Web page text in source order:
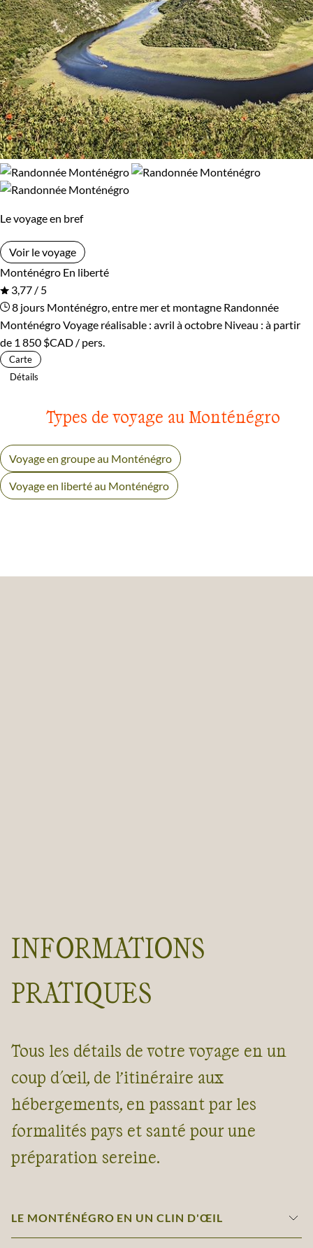
Le voyage en bref
Voir le voyage
Monténégro En liberté
3,77 / 5
8 jours Monténégro, entre mer et montagne Randonnée
MonténégroVoyage réalisable : avril à octobre Niveau : à partir
de 1 850 $CAD / pers.
Carte
Détails
Types de voyage au Monténégro
Voyage en groupe au Monténégro
Voyage en liberté au Monténégro
INFORMATIONS
PRATIQUES
Tous les détails de votre voyage en un
coup d'œil, de l’itinéraire aux
hébergements, en passant par les
formalités pays et santé pour une
préparation sereine.
LE MONTÉNÉGRO EN UN CLIN D'ŒIL